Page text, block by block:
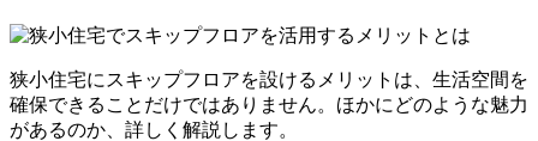
狭小住宅にスキップフロアを設けるメリットは、生活空間を
確保できることだけではありません。ほかにどのような魅力
があるのか、詳しく解説します。